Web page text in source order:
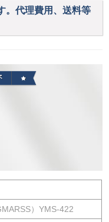
。代理費用、送料等
）YMS-422